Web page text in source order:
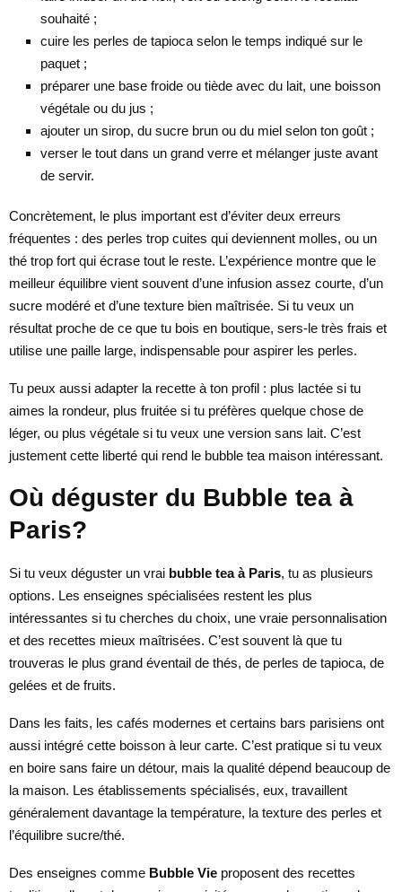
souhaité ;
cuire les perles de tapioca selon le temps indiqué sur le
paquet ;
préparer une base froide ou tiède avec du lait, une boisson
végétale ou du jus ;
ajouter un sirop, du sucre brun ou du miel selon ton goût ;
verser le tout dans un grand verre et mélanger juste avant
de servir.
Concrètement, le plus important est d’éviter deux erreurs
fréquentes : des perles trop cuites qui deviennent molles, ou un
thé trop fort qui écrase tout le reste. L’expérience montre que le
meilleur équilibre vient souvent d’une infusion assez courte, d’un
sucre modéré et d’une texture bien maîtrisée. Si tu veux un
résultat proche de ce que tu bois en boutique, sers-le très frais et
utilise une paille large, indispensable pour aspirer les perles.
Tu peux aussi adapter la recette à ton profil : plus lactée si tu
aimes la rondeur, plus fruitée si tu préfères quelque chose de
léger, ou plus végétale si tu veux une version sans lait. C’est
justement cette liberté qui rend le bubble tea maison intéressant.
Où déguster du Bubble tea à
Paris?
Si tu veux déguster un vrai bubble tea à Paris, tu as plusieurs
options. Les enseignes spécialisées restent les plus
intéressantes si tu cherches du choix, une vraie personnalisation
et des recettes mieux maîtrisées. C’est souvent là que tu
trouveras le plus grand éventail de thés, de perles de tapioca, de
gelées et de fruits.
Dans les faits, les cafés modernes et certains bars parisiens ont
aussi intégré cette boisson à leur carte. C’est pratique si tu veux
en boire sans faire un détour, mais la qualité dépend beaucoup de
la maison. Les établissements spécialisés, eux, travaillent
généralement davantage la température, la texture des perles et
l’équilibre sucre/thé.
Des enseignes comme Bubble Vie proposent des recettes